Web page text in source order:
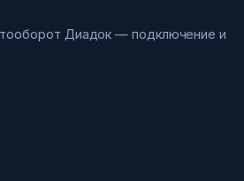
Диадок — подключение и